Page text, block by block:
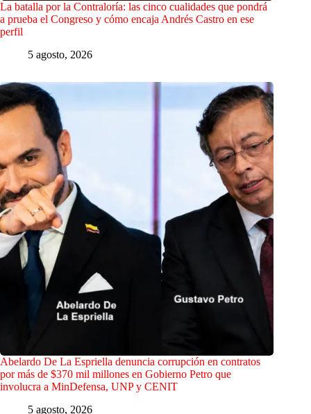
La batalla por la Contraloría: las cinco cualidades que pondrá
a prueba el Congreso y cómo encaja Andrés Castro en ese
perfil
5 agosto, 2026
Abelardo De La Espriella denuncia corrupción en contratos
por más de $370 mil millones en Gobierno Petro que
involucra a MinDefensa, UNP y CENIT
5 agosto, 2026